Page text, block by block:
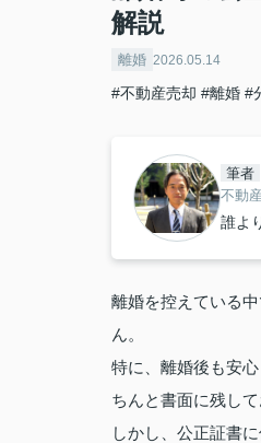
解説
離婚 2026.05.14
#不動産売却 #離婚 #
筆者
不動
誰よ
離婚を控えている
ん。
特に、離婚後も安
ちんと書面に残し
しかし、公正証書